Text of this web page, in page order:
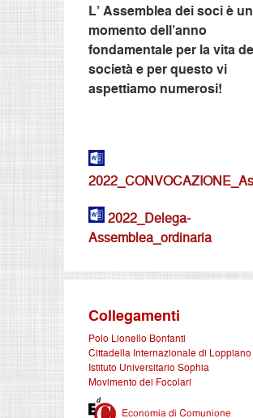
L’ Assemblea dei soci è un
momento dell’anno
fondamentale per la vita
società e per questo vi
aspettiamo numerosi!
2022_Delega-
Assemblea_ordinaria
Collegamenti
Polo Lionello Bonfanti
Cittadella Internazionale di Loppiano
Istituto Universitario Sophia
Movimento dei Focolari